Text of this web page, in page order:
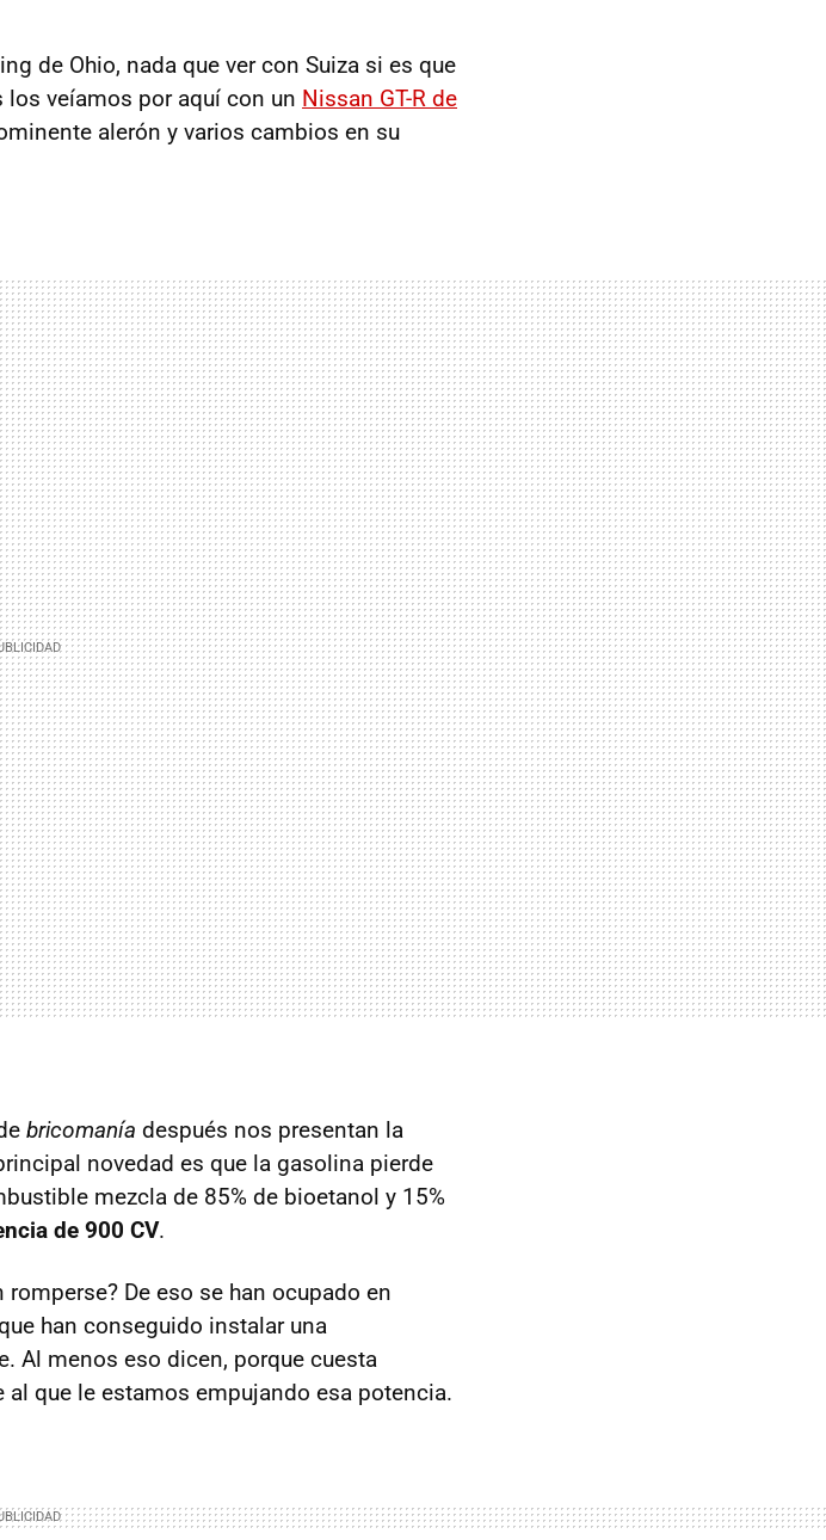
de Ohio, nada que ver con Suiza si es que
los veíamos por aquí con un Nissan GT-R de
alerón y varios cambios en su
bricomanía después nos presentan la
novedad es que la gasolina pierde
mezcla de 85% de bioetanol y 15%
de 900 CV.
De eso se han ocupado en
han conseguido instalar una
Al menos eso dicen, porque cuesta
que le estamos empujando esa potencia.